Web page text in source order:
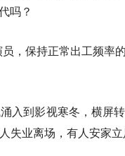
吗？
，保持正常出工频率
入到影视寒冬，横屏
失业离场，有人安家立